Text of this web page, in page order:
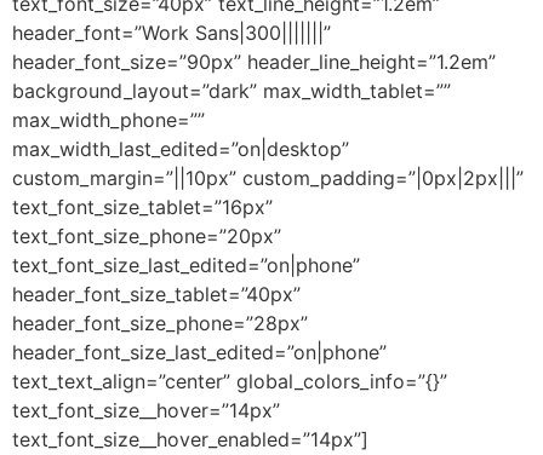
header_font=”Work Sans|300|||||||”
header_font_size=”90px” header_line_height=”1.2em”
background_layout=”dark” max_width_tablet=””
max_width_phone=””
max_width_last_edited=”on|desktop”
custom_margin=”||10px” custom_padding=”|0px|2px|||”
text_font_size_tablet=”16px”
text_font_size_phone=”20px”
text_font_size_last_edited=”on|phone”
header_font_size_tablet=”40px”
header_font_size_phone=”28px”
header_font_size_last_edited=”on|phone”
text_text_align=”center” global_colors_info=”{}”
text_font_size__hover=”14px”
text_font_size__hover_enabled=”14px”]